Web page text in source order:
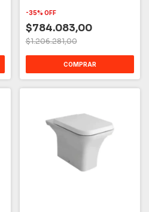
-35% OFF
$784.083,00
$1.206.281,00
COMPRAR